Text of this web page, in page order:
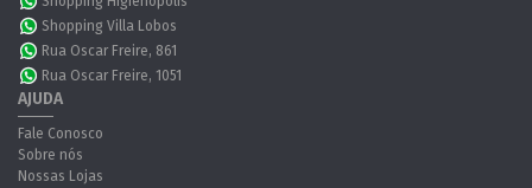
Shopping Villa Lobos
Rua Oscar Freire, 861
Rua Oscar Freire, 1051
AJUDA
Fale Conosco
Sobre nós
Nossas Lojas